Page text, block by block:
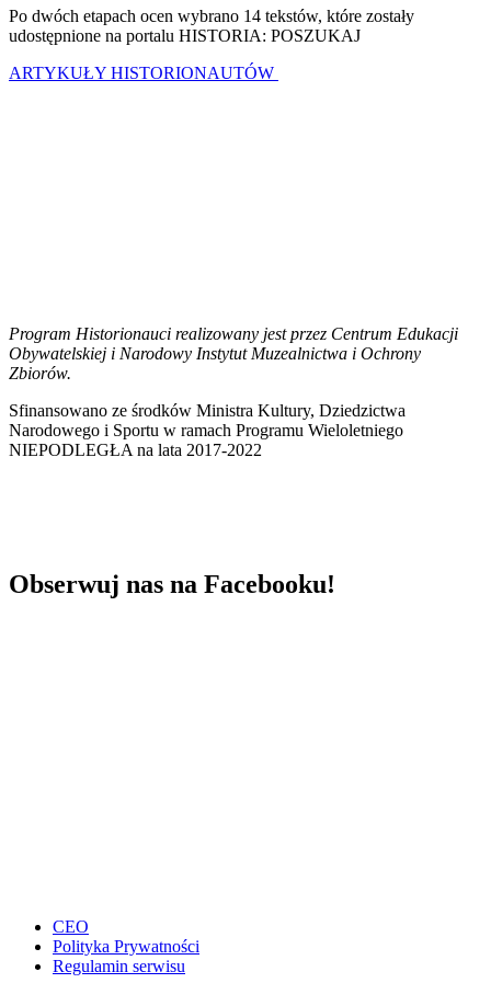
Po dwóch etapach ocen wybrano 14 tekstów, które zostały
udostępnione na portalu HISTORIA: POSZUKAJ
ARTYKUŁY HISTORIONAUTÓW
Program Historionauci realizowany jest przez Centrum Edukacji
Obywatelskiej i Narodowy Instytut Muzealnictwa i Ochrony
Zbiorów.
Sfinansowano ze środków Ministra Kultury, Dziedzictwa
Narodowego i Sportu w ramach Programu Wieloletniego
NIEPODLEGŁA na lata 2017-2022
Obserwuj nas na Facebooku!
CEO
Polityka Prywatności
Regulamin serwisu